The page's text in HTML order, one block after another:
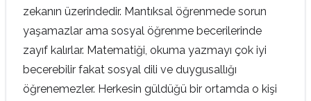
zekanın üzerindedir. Mantıksal öğrenmede sorun
yaşamazlar ama sosyal öğrenme becerilerinde
zayıf kalırlar. Matematiği, okuma yazmayı çok iyi
becerebilir fakat sosyal dili ve duygusallığı
öğrenemezler. Herkesin güldüğü bir ortamda o kişi